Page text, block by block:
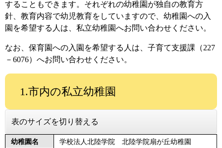
することもできます。それぞれの幼稚園が独自の教育方
針、教育内容で幼児教育をしていますので、幼稚園への入
園を希望する人は、私立幼稚園へお問い合わせください。
なお、保育園への入園を希望する人は、子育て支援課（227
－6076）へお問い合わせください。
1.市内の私立幼稚園
表のサイズを切り替える
幼稚園名
学校法人北陸学院 北陸学院扇が丘幼稚園